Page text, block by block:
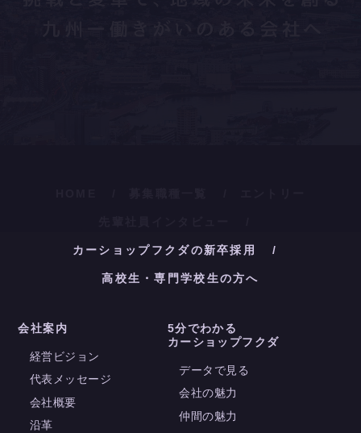
カーショップフクダの新卒採用
高校生・専門学校生の方へ
会社案内
経営ビジョン
代表メッセージ
会社概要
沿革
5分でわかる
カーショップフクダ
データで見る
会社の魅力
仲間の魅力